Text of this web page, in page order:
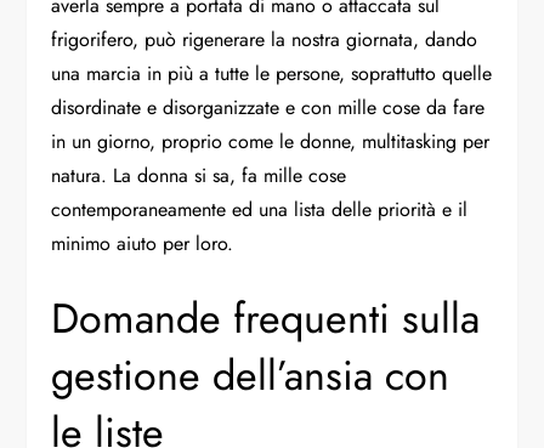
averla sempre a portata di mano o attaccata sul
frigorifero, può rigenerare la nostra giornata, dando
una marcia in più a tutte le persone, soprattutto quelle
disordinate e disorganizzate e con mille cose da fare
in un giorno, proprio come le donne, multitasking per
natura. La donna si sa, fa mille cose
contemporaneamente ed una lista delle priorità e il
minimo aiuto per loro.
Domande frequenti sulla
gestione dell’ansia con
le liste